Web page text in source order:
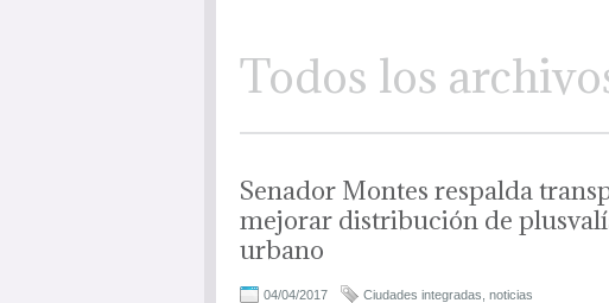
Todos los
Senador Montes respalda
mejorar distribución de
urbano
04/04/2017 Ciudades integradas noticias